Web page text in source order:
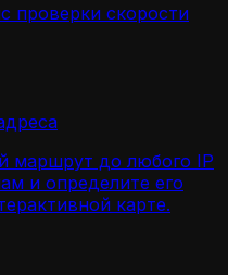
проверки скорости
маршрут до любого IP
и определите его
карте.